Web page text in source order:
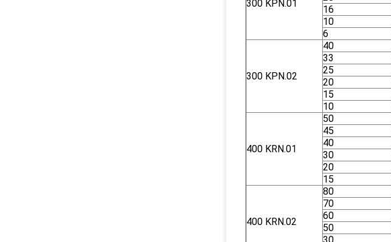
300 ΚΡΝ.01
16
10
6
300 ΚΡΝ.02
40
33
25
20
15
10
400 KRN.01
50
45
40
30
20
15
400 KRN.02
80
70
60
50